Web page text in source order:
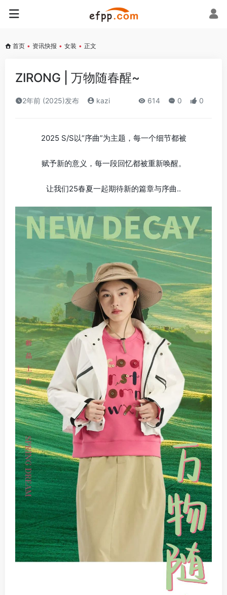
首页 • 资讯快报 • 女装 • 正文
ZIRONG | 万物随春醒~
2年前 (2025)发布 kazi 614 0 0
2025 S/S以“序曲”为主题，每一个细节都被
赋予新的意义，每一段回忆都被重新唤醒。
让我们25春夏一起期待新的篇章与序曲..